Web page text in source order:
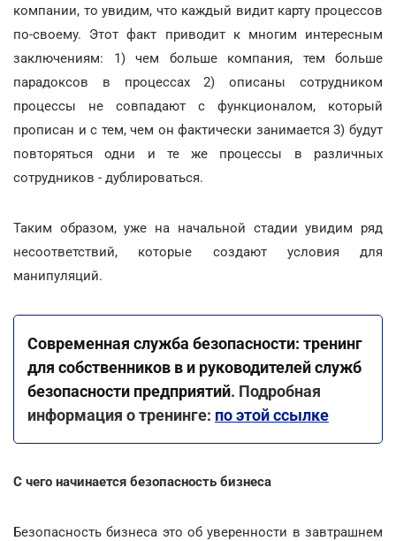
компании, то увидим, что каждый видит карту процессов
по-своему. Этот факт приводит к многим интересным
заключениям: 1) чем больше компания, тем больше
парадоксов в процессах 2) описаны сотрудником
процессы не совпадают с функционалом, который
прописан и с тем, чем он фактически занимается 3) будут
повторяться одни и те же процессы в различных
сотрудников - дублироваться.
Таким образом, уже на начальной стадии увидим ряд
несоответствий, которые создают условия для
манипуляций.
Современная служба безопасности: тренинг
для собственников в и руководителей служб
безопасности предприятий. Подробная
информация о тренинге: по этой ссылке
С чего начинается безопасность бизнеса
Безопасность бизнеса это об уверенности в завтрашнем